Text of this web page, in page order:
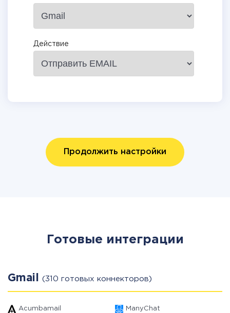
Действие
Продолжить настройки
Готовые интеграции
Gmail (310 готовых коннекторов)
Acumbamail ManyChat